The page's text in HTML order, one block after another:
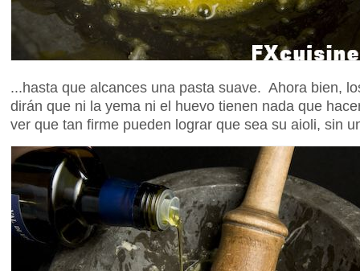
...hasta que alcances una pasta suave. Ahora bien,
dirán que ni la yema ni el huevo tienen nada que
ver que tan firme pueden lograr que sea su aioli, sin